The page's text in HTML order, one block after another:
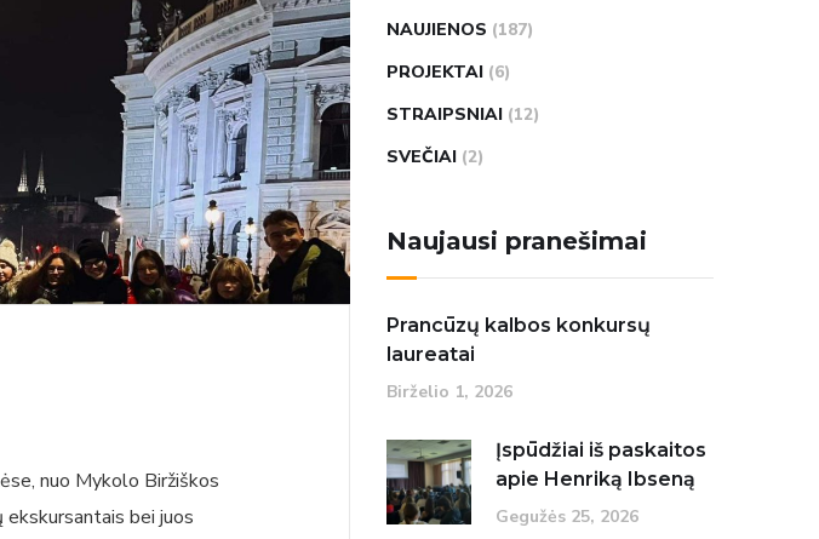
nuo Mykolo Biržiškos
bei juos
NAUJIENOS (187)
PROJEKTAI (6)
STRAIPSNIAI (12)
SVEČIAI (2)
Naujausi pranešimai
Prancūzų kalbos konkursų
laureatai
Birželio‏‏‎ ‎1‎‎‏‏‎, 2026
Įspūdžiai iš paskaitos
apie Henriką Ibseną
Gegužės‏‏‎ ‎25‎‎‏‏‎, 2026